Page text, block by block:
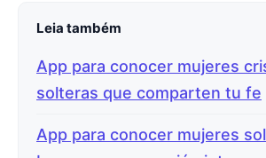
Leia também
App para conocer mujeres
solteras que comparten tu fe
App para conocer mujeres